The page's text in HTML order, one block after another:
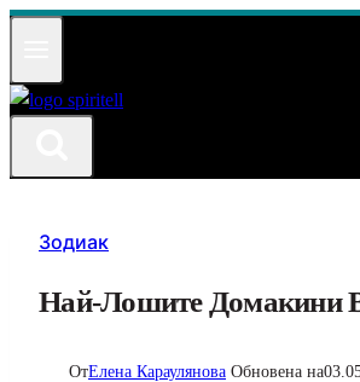
Към
Зодиак
Най-Лошите Домакини
ОтЕлена Караулянова Обновена на